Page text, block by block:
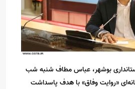
بوشهر، عباس مطاف شنبه شب
«روایت وفاق» با هدف پاسداشت